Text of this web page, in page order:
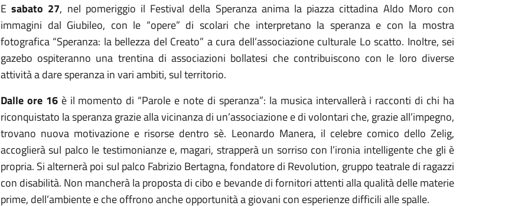
Esabato 27, nel pomeriggio il Festival della Speranza anima la piazza cittadina Aldo Moro con
immagini dal Giubileo, con le “opere” di scolari che interpretano la speranza e con la mostra
fotografica “Speranza: la bellezza del Creato” a cura dell’associazione culturale Lo scatto. Inoltre, sei
gazebo ospiteranno una trentina di associazioni bollatesi che contribuiscono con le loro diverse
attività a dare speranza in vari ambiti, sul territorio.
Dalle ore 16 è il momento di “Parole e note di speranza”: la musica intervallerà i racconti di chi ha
riconquistato la speranza grazie alla vicinanza di un’associazione e di volontari che, grazie all’impegno,
trovano nuova motivazione e risorse dentro sè. Leonardo Manera, il celebre comico dello Zelig,
accoglierà sul palco le testimonianze e, magari, strapperà un sorriso con l’ironia intelligente che gli è
propria. Si alternerà poi sul palco Fabrizio Bertagna, fondatore di Revolution, gruppo teatrale di ragazzi
con disabilità. Non mancherà la proposta di cibo e bevande di fornitori attenti alla qualità delle materie
prime, dell’ambiente e che offrono anche opportunità a giovani con esperienze difficili alle spalle.